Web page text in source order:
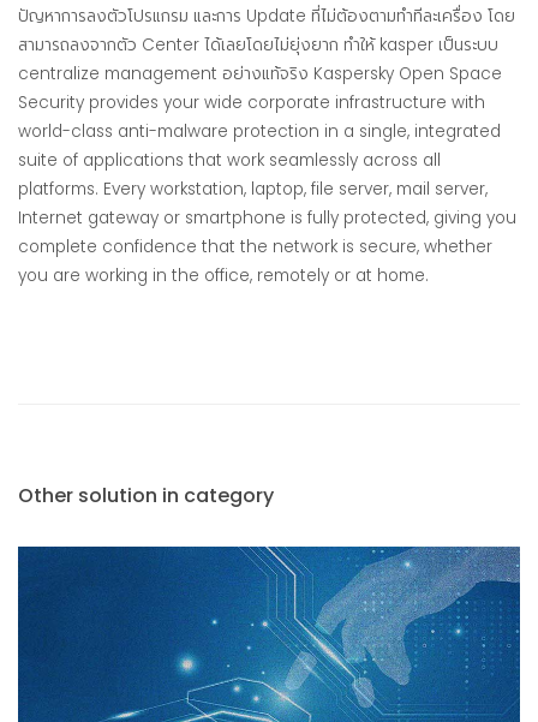
ปัญหาการลงตัวโปรแกรม และการ Update ที่ไม่ต้องตามทำทีละเครื่อง โดย
สามารถลงจากตัว Center ได้เลยโดยไม่ยุ่งยาก ทำให้ kasper เป็นระบบ
centralize management อย่างแท้จริง Kaspersky Open Space
Security provides your wide corporate infrastructure with
world-class anti-malware protection in a single, integrated
suite of applications that work seamlessly across all
platforms. Every workstation, laptop, file server, mail server,
Internet gateway or smartphone is fully protected, giving you
complete confidence that the network is secure, whether
you are working in the office, remotely or at home.
Other solution in category